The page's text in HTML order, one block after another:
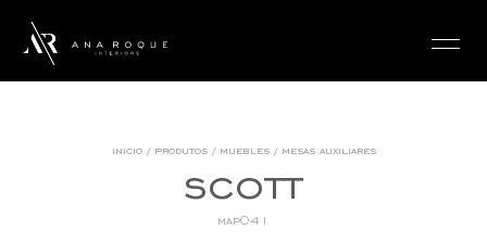
inicio/ produtos/ muebles/ mesas auxiliares
scott
map041